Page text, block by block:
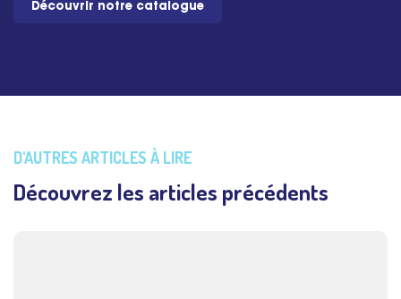
Découvrir notre catalogue
D'AUTRES ARTICLES À LIRE
Découvrez les articles précédents